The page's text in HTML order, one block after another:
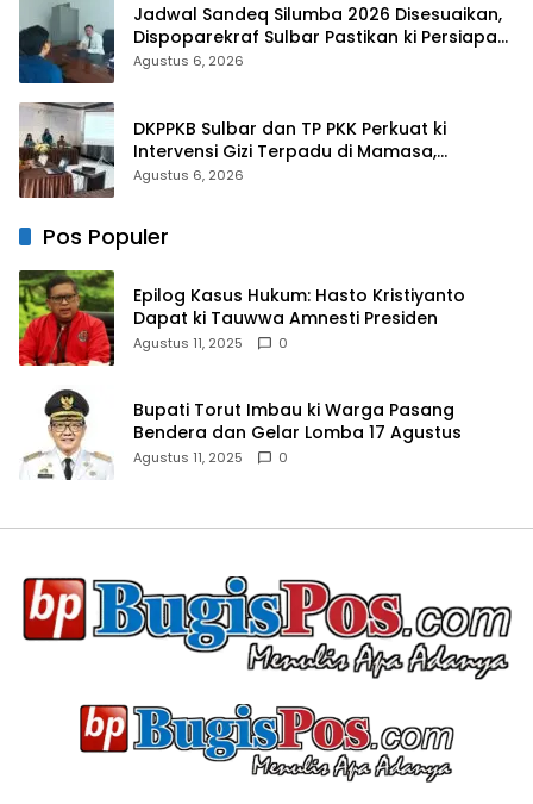
Jadwal Sandeq Silumba 2026 Disesuaikan,
Dispoparekraf Sulbar Pastikan ki Persiapan
Tetap Dimatangkan
Agustus 6, 2026
DKPPKB Sulbar dan TP PKK Perkuat ki
Intervensi Gizi Terpadu di Mamasa,
Wujudkan Generasi Sulbar Maju dan
Agustus 6, 2026
Pos Populer
Epilog Kasus Hukum: Hasto Kristiyanto
Dapat ki Tauwwa Amnesti Presiden
Agustus 11, 2025 0
Bupati Torut Imbau ki Warga Pasang
Bendera dan Gelar Lomba 17 Agustus
Agustus 11, 2025 0